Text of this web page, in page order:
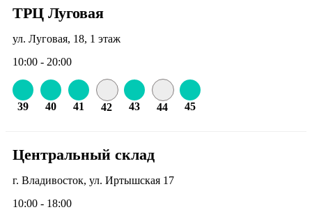
ТРЦ Луговая
ул. Луговая, 18, 1 этаж
10:00 - 20:00
39 40 41 42 43 44 45
Центральный склад
г. Владивосток, ул. Иртышская 17
10:00 - 18:00